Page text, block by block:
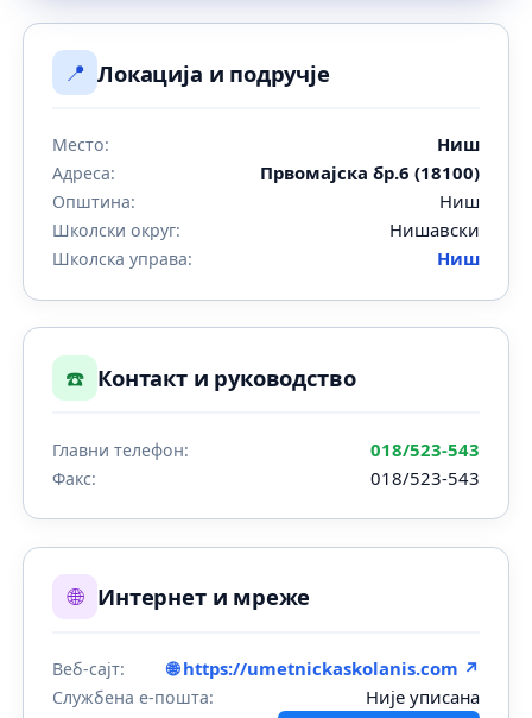
📍 Локација и подручје
Место: Ниш
Адреса: Првомајска бр.6 (18100)
Општина: Ниш
Школски округ: Нишавски
Школска управа: Ниш
☎️ Контакт и руководство
Главни телефон: 018/523-543
Факс: 018/523-543
🌐 Интернет и мреже
Веб-сајт: 🌐 https://umetnickaskolanis.com ↗
Службена е-пошта: Није уписана